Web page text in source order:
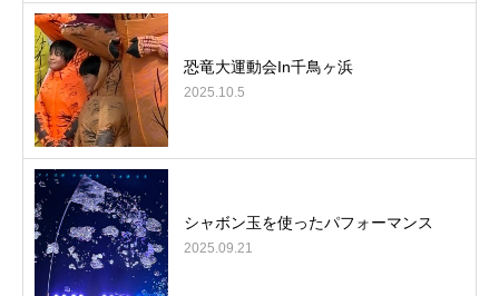
恐竜大運動会In千鳥ヶ浜
2025.10.5
シャボン玉を使ったパフォーマンス
2025.09.21